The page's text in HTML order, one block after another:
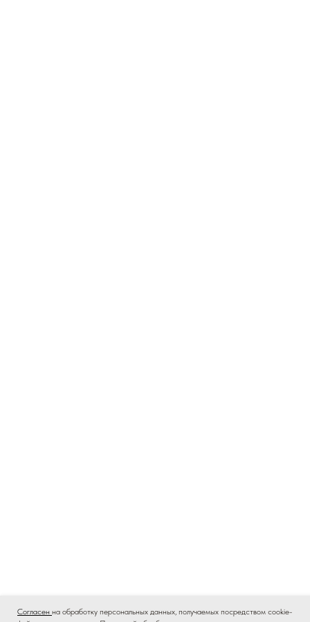
Согласен на обработку персональных данных, получаемых посредством cookie-